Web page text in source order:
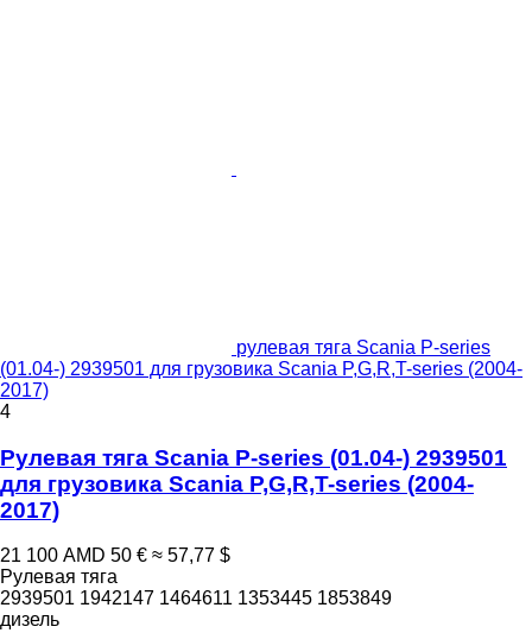
рулевая тяга Scania P-series
(01.04-) 2939501 для грузовика Scania P,G,R,T-series (2004-
2017)
4
Рулевая тяга Scania P-series (01.04-) 2939501
для грузовика Scania P,G,R,T-series (2004-
2017)
21 100 AMD 50 € ≈ 57,77 $
Рулевая тяга
2939501 1942147 1464611 1353445 1853849
дизель